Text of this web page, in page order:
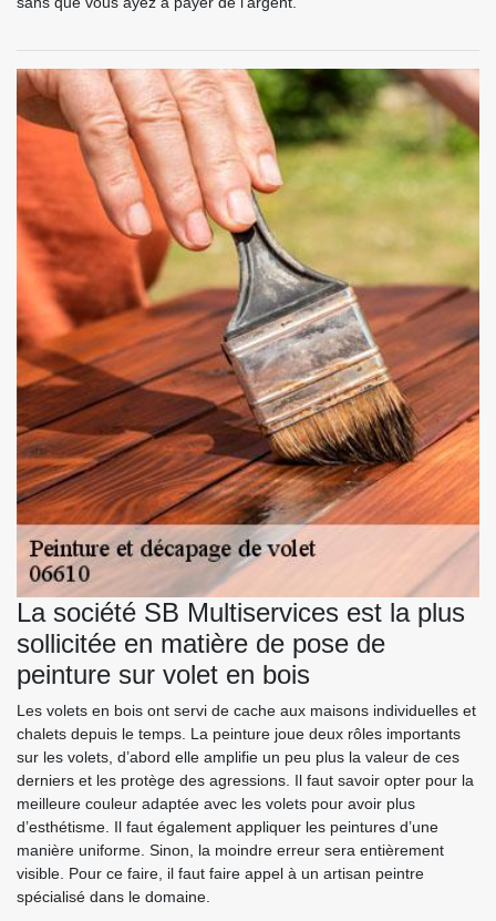
La société SB Multiservices est la plus
sollicitée en matière de pose de
peinture sur volet en bois
Les volets en bois ont servi de cache aux maisons individuelles et
chalets depuis le temps. La peinture joue deux rôles importants
sur les volets, d’abord elle amplifie un peu plus la valeur de ces
derniers et les protège des agressions. Il faut savoir opter pour la
meilleure couleur adaptée avec les volets pour avoir plus
d’esthétisme. Il faut également appliquer les peintures d’une
manière uniforme. Sinon, la moindre erreur sera entièrement
visible. Pour ce faire, il faut faire appel à un artisan peintre
spécialisé dans le domaine.